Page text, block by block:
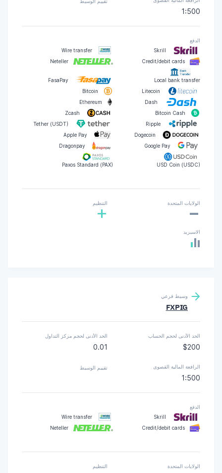
1:500
الدفع
Skrill
Wire transfer
Credit/debit cards
Neteller
Local bank transfer
FasaPay
Litecoin
Bitcoin
Dash
Ethereum
Bitcoin Cash
Zcash
Ripple
Tether (USDT)
Dogecoin
Apple Pay
Google Pay
Dragonpay
USD Coin (USDC)
Paxos Standard (PAX)
الولايات المتحدة
- التنظيم
+
الاسبريد
وسيط فرعي
FXPIG
الحد الأدنى لحجم الحساب
$200
الحد الأدنى لحجم مركز التداول
0.01
الرافعة المالية القصوى
1:500
تقييم الوسيط
الدفع
Skrill
Wire transfer
Credit/debit cards
Neteller
الولايات المتحدة التنظيم